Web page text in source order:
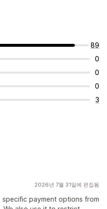
89
0
0
0
3
2026년 7월 31일에 편집됨
specific payment options from